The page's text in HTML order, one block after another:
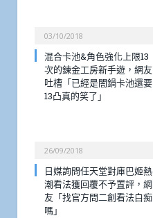
03/10/2018
混合卡池&角色強化上限13
次的鍊金工房新手遊，網友
吐槽「已經是闇鍋卡池還要
13凸真的笑了」
26/09/2018
日媒詢問任天堂對庫巴姬熱
潮看法獲回覆不予置評，網
友「找官方問二創看法白痴
嗎」